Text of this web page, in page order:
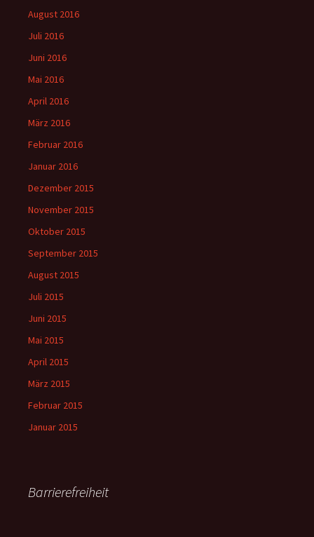
August 2016
Juli 2016
Juni 2016
Mai 2016
April 2016
März 2016
Februar 2016
Januar 2016
Dezember 2015
November 2015
Oktober 2015
September 2015
August 2015
Juli 2015
Juni 2015
Mai 2015
April 2015
März 2015
Februar 2015
Januar 2015
Barrierefreiheit